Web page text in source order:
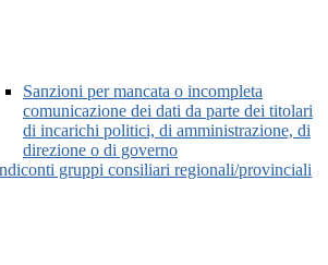
Sanzioni per mancata o incompleta
comunicazione dei dati da parte dei titolari
di incarichi politici, di amministrazione, di
direzione o di governo
gruppi consiliari regionali/provinciali